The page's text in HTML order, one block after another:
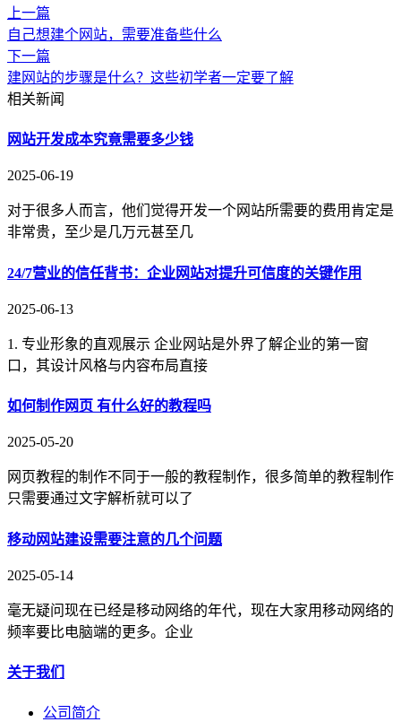
上一篇
自己想建个网站，需要准备些什么
下一篇
建网站的步骤是什么？这些初学者一定要了解
相关新闻
网站开发成本究竟需要多少钱
2025-06-19
对于很多人而言，他们觉得开发一个网站所需要的费用肯定是
非常贵，至少是几万元甚至几
24/7营业的信任背书：企业网站对提升可信度的关键作用
2025-06-13
1. 专业形象的直观展示 企业网站是外界了解企业的第一窗
口，其设计风格与内容布局直接
如何制作网页 有什么好的教程吗
2025-05-20
网页教程的制作不同于一般的教程制作，很多简单的教程制作
只需要通过文字解析就可以了
移动网站建设需要注意的几个问题
2025-05-14
毫无疑问现在已经是移动网络的年代，现在大家用移动网络的
频率要比电脑端的更多。企业
关于我们
公司简介